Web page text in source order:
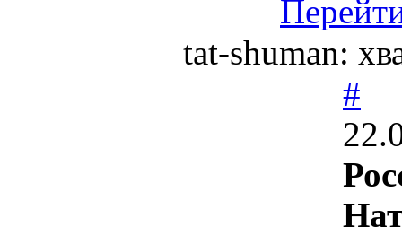
tat-shuman:
#